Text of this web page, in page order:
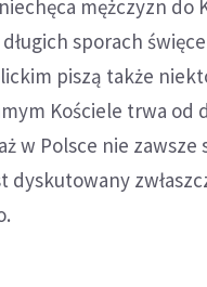
mężczyzn do
sporach
piszą także
Kościele trwa od
w Polsce nie
dyskutowany